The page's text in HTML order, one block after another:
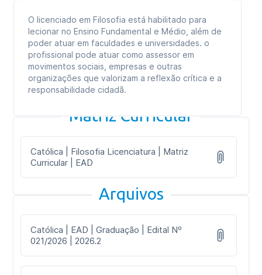
O licenciado em Filosofia está habilitado para
lecionar no Ensino Fundamental e Médio, além de
poder atuar em faculdades e universidades. o
profissional pode atuar como assessor em
movimentos sociais, empresas e outras
organizações que valorizam a reflexão crítica e a
responsabilidade cidadã.
Matriz Curricular
Católica | Filosofia Licenciatura | Matriz
Curricular | EAD
Arquivos
Católica | EAD | Graduação | Edital Nº
021/2026 | 2026.2